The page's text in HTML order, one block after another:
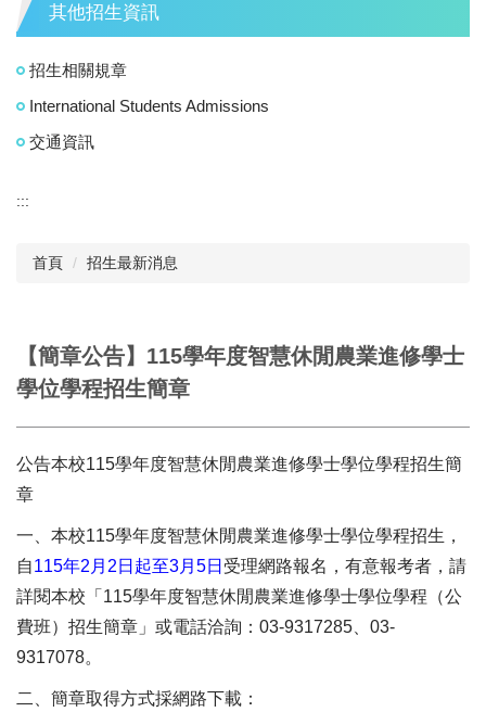
其他招生資訊
招生相關規章
International Students Admissions
交通資訊
:::
首頁 招生最新消息
【簡章公告】115學年度智慧休閒農業進修學士
學位學程招生簡章
公告本校115學年度智慧休閒農業進修學士學位學程招生簡
章
一、本校115學年度智慧休閒農業進修學士學位學程招生，
自115年2月2日起至3月5日 受理網路報名，有意報考者，請
詳閱本校「115學年度智慧休閒農業進修學士學位學程（公
費班）招生簡章」或電話洽詢：03-9317285、03-
9317078。
二、簡章取得方式採網路下載：